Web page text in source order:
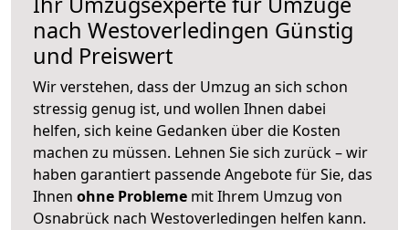
nach Westoverledingen Günstig
und Preiswert
Wir verstehen, dass der Umzug an sich schon
stressig genug ist, und wollen Ihnen dabei
helfen, sich keine Gedanken über die Kosten
machen zu müssen. Lehnen Sie sich zurück – wir
haben garantiert passende Angebote für Sie, das
Ihnen ohne Probleme mit Ihrem Umzug von
Osnabrück nach Westoverledingen helfen kann.